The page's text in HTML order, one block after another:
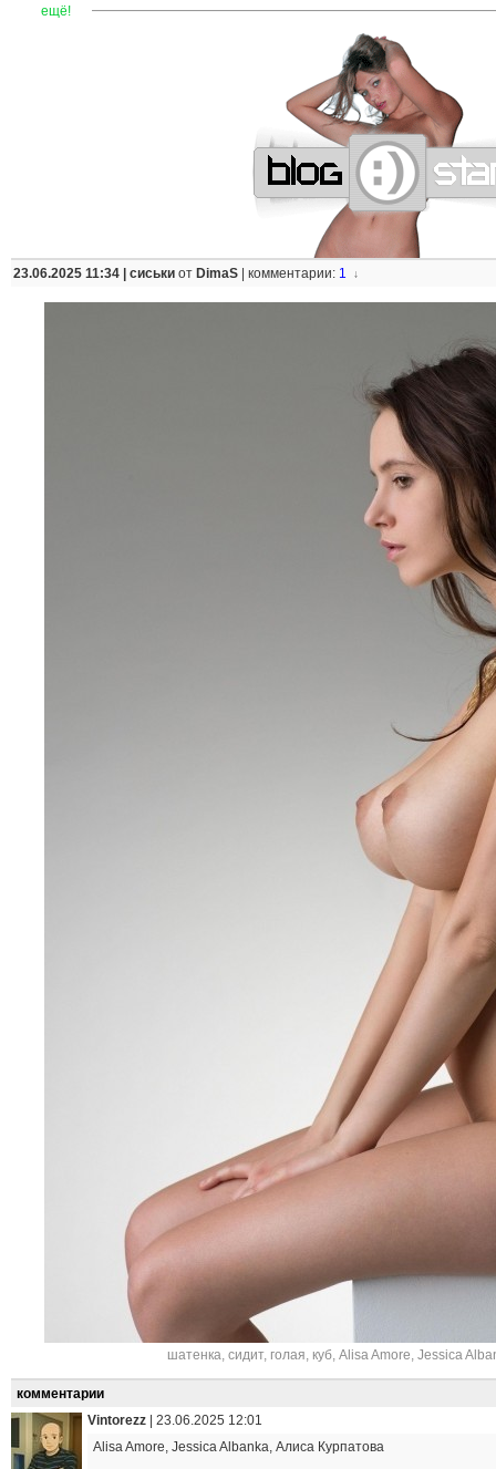
ещё! ——————————————————————
23.06.2025 11:34 | сиськи от DimaS комментарии: 1 ↓
шатенка, сидит, голая, куб, Alisa Amore, Jessica
комментарии
Vintorezz
23.06.2025 12:01
Alisa Amore, Jessica Albanka, Алиса Курпатова